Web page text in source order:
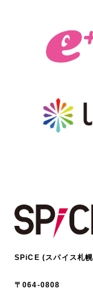
SPiCE (スパイス札
〒064-0808